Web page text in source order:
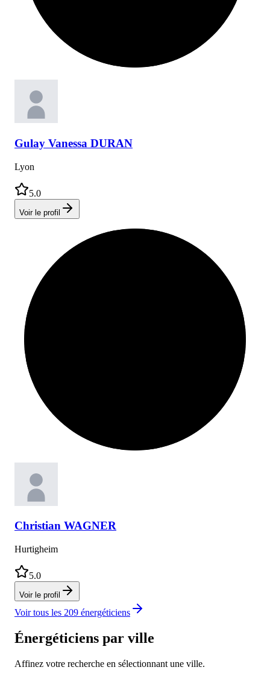
Gulay Vanessa DURAN
Lyon
5.0
Voir le profil
Christian WAGNER
Hurtigheim
5.0
Voir le profil
Voir tous les 209 énergéticiens
Énergéticiens par ville
Affinez votre recherche en sélectionnant une ville.